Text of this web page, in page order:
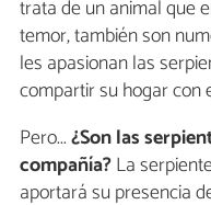
trata de un animal que
temor, también son
les apasionan las
compartir su hogar con
Pero...¿Son las
compañía?La
aportará su presencia